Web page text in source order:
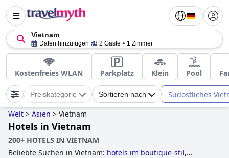
Vietnam
Daten hinzufügen 2 Gäste 1 Zimmer
Kostenfreies WLAN Parkplatz Klein Pool
Preiskategorie Sortieren nach Südöstliches
Welt > Asien > Vietnam
Hotels in Vietnam
200+ HOTELS IN VIETNAM
Beliebte Suchen in Vietnam: hotels im boutique-stil,